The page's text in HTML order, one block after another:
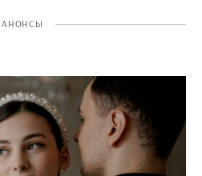
АНОНСЫ